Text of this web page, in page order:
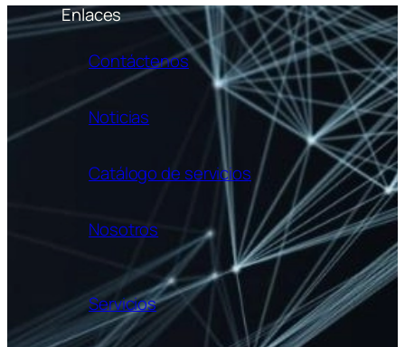
Enlaces
Contáctenos
Noticias
Catálogo de servicios
Nosotros
Servicios